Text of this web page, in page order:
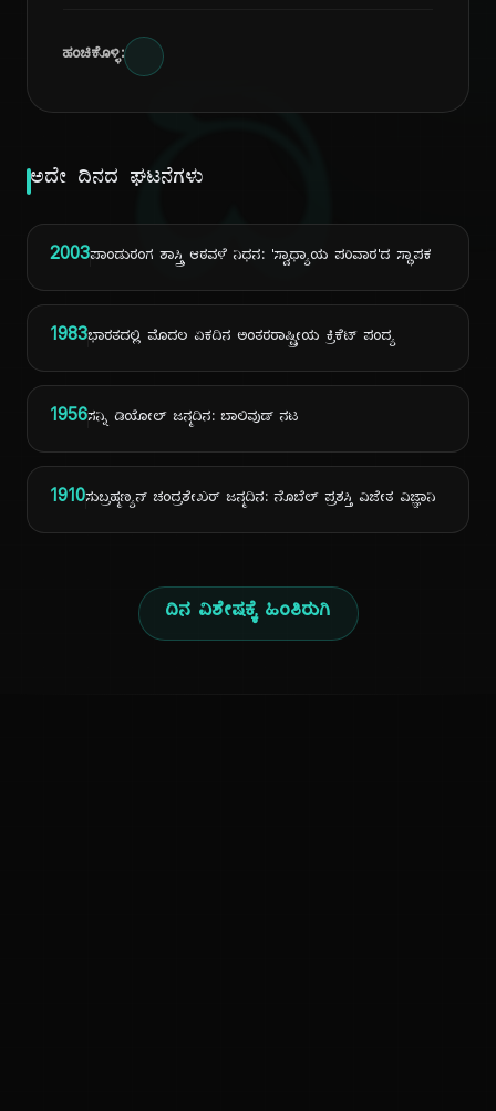
ದಿ
ಹಂಚಿಕೊಳ್ಳಿ:
ಅದೇ ದಿನದ ಘಟನೆಗಳು
2003ಪಾಂಡುರಂಗ ಶಾಸ್ತ್ರಿ ಆಠವಳೆ ನಿಧನ: 'ಸ್ವಾಧ್ಯಾಯ ಪರಿವಾರ'ದ ಸ್ಥಾಪಕ
1983ಭಾರತದಲ್ಲಿ ಮೊದಲ ಏಕದಿನ ಅಂತರರಾಷ್ಟ್ರೀಯ ಕ್ರಿಕೆಟ್ ಪಂದ್ಯ
1956ಸನ್ನಿ ಡಿಯೋಲ್ ಜನ್ಮದಿನ: ಬಾಲಿವುಡ್ ನಟ
1910ಸುಬ್ರಹ್ಮಣ್ಯನ್ ಚಂದ್ರಶೇಖರ್ ಜನ್ಮದಿನ: ನೊಬೆಲ್ ಪ್ರಶಸ್ತಿ ವಿಜೇತ ವಿಜ್ಞಾನಿ
ದಿನ ವಿಶೇಷಕ್ಕೆ ಹಿಂತಿರುಗಿ